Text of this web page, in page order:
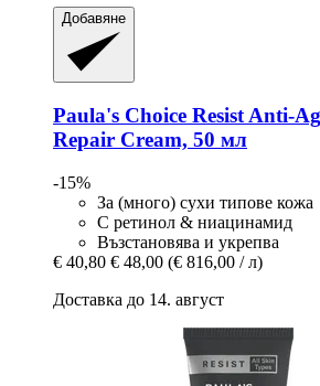
Добавяне
Paula's Choice Resist Anti-​
Repair Cream, 50 мл
-15%
За (много) сухи типове кожа
С ретинол & ниацинамид
Възстановява и укрепва
€ 40,80 € 48,00 (€ 816,00 / л)
Доставка до 14. август